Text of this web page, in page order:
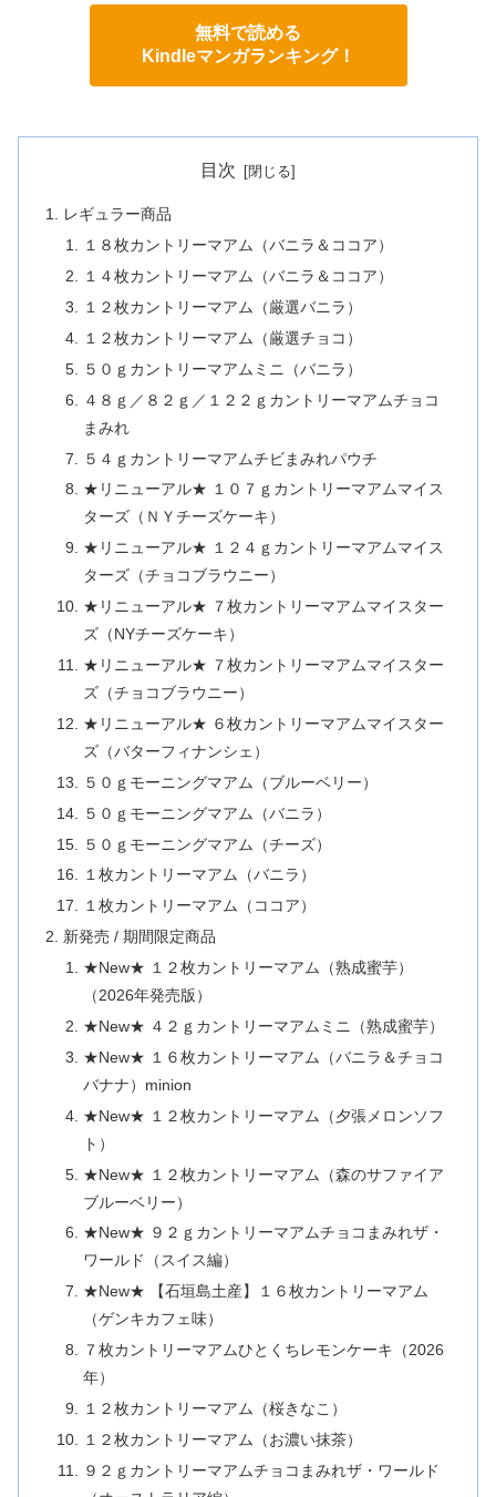
無料で読める
Kindleマンガランキング！
目次
レギュラー商品
１８枚カントリーマアム（バニラ＆ココア）
１４枚カントリーマアム（バニラ＆ココア）
１２枚カントリーマアム（厳選バニラ）
１２枚カントリーマアム（厳選チョコ）
５０ｇカントリーマアムミニ（バニラ）
４８ｇ／８２ｇ／１２２ｇカントリーマアムチョコ
まみれ
５４ｇカントリーマアムチビまみれパウチ
★リニューアル★ １０７ｇカントリーマアムマイス
ターズ（ＮＹチーズケーキ）
★リニューアル★ １２４ｇカントリーマアムマイス
ターズ（チョコブラウニー）
★リニューアル★ ７枚カントリーマアムマイスター
ズ（NYチーズケーキ）
★リニューアル★ ７枚カントリーマアムマイスター
ズ（チョコブラウニー）
★リニューアル★ ６枚カントリーマアムマイスター
ズ（バターフィナンシェ）
５０ｇモーニングマアム（ブルーベリー）
５０ｇモーニングマアム（バニラ）
５０ｇモーニングマアム（チーズ）
１枚カントリーマアム（バニラ）
１枚カントリーマアム（ココア）
新発売 / 期間限定商品
★New★ １２枚カントリーマアム（熟成蜜芋）
（2026年発売版）
★New★ ４２ｇカントリーマアムミニ（熟成蜜芋）
★New★ １６枚カントリーマアム（バニラ＆チョコ
バナナ）minion
★New★ １２枚カントリーマアム（夕張メロンソフ
ト）
★New★ １２枚カントリーマアム（森のサファイア
ブルーベリー）
★New★ ９２ｇカントリーマアムチョコまみれザ・
ワールド（スイス編）
★New★ 【石垣島土産】１６枚カントリーマアム
（ゲンキカフェ味）
７枚カントリーマアムひとくちレモンケーキ（2026
年）
１２枚カントリーマアム（桜きなこ）
１２枚カントリーマアム（お濃い抹茶）
９２ｇカントリーマアムチョコまみれザ・ワールド